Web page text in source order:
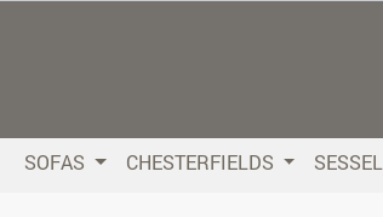
SOFAS CHESTERFIELDS SESSEL